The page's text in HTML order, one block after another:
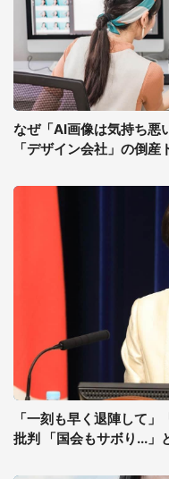
なぜ「AI画像は気持ち悪
「デザイン会社」の倒産
「一刻も早く退陣して
批判 「国会もサボり...」